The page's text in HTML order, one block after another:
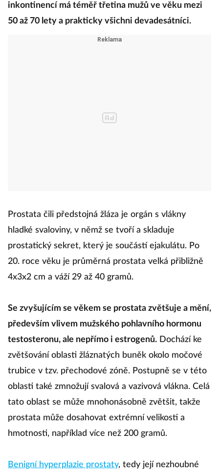
inkontinencí má téměř třetina mužů ve věku mezi
50 až 70 lety a prakticky všichni devadesátníci.
Prostata čili předstojná žláza je orgán s vlákny
hladké svaloviny, v němž se tvoří a skladuje
prostatický sekret, který je součástí ejakulátu. Po
20. roce věku je průměrná prostata velká přibližně
4x3x2 cm a váží 29 až 40 gramů.
Se zvyšujícím se věkem se prostata zvětšuje a mění,
především vlivem mužského pohlavního hormonu
testosteronu, ale nepřímo i estrogenů. Dochází ke
zvětšování oblasti žláznatých buněk okolo močové
trubice v tzv. přechodové zóně. Postupně se v této
oblasti také zmnožují svalová a vazivová vlákna. Celá
tato oblast se může mnohonásobně zvětšit, takže
prostata může dosahovat extrémní velikosti a
hmotnosti, například více než 200 gramů.
Benigní hyperplazie prostaty, tedy její nezhoubné